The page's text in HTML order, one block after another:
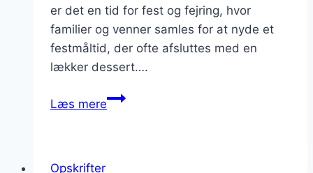
er det en tid for fest og fejring, hvor
familier og venner samles for at nyde et
festmåltid, der ofte afsluttes med en
lækker dessert….
Læs mereNytårsdessert
Opskrifter